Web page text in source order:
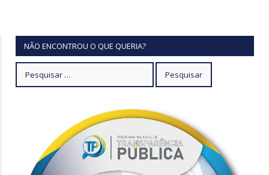
NÃO ENCONTROU O QUE QUERIA?